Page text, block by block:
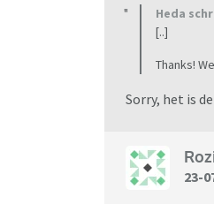
Heda
[..]
Thanks!
Sorry, het is
23-